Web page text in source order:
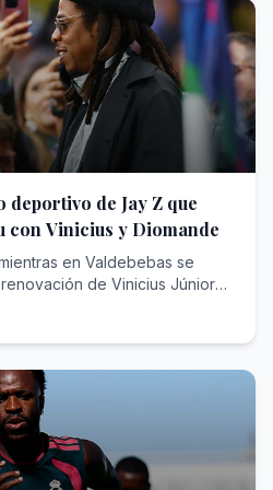
de Jay Z que
con Vinicius y Diomande
a más de un centenar de futbolistas brasileños, rebautizada desde entonces como Roc Nation Sports Brazil. El importe quedó blindado bajo confidencialidad —se estima que fueron unos 450 millones de dólares—, pero el botín estaba en la cartera: Vinicius Júnior, Gabriel Martinelli y la siguiente hornada de perlas, con Endrick a la cabeza. De un plumazo, la nómina futbolística internacional de la casa se triplicó, de unos cuarenta a cerca de ciento veinte jugadores. «En términos de fútbol, Brasil es el centro de todo», proclamó Juan Perez —presidente de la división deportiva desde su nacimiento— al presentar la operación.Al frente quedó el hombre que lo había construido: Frederico Pena , fundador de TFM, que conservó acciones y asumió la presidencia de la filial brasileña junto a sus socios principales. Pena es el cazador de talento sudamericano por antonomasia: ató a Vinicius en su etapa de Flamengo, mucho antes del traspaso que lo llevó al Real Madrid en 2018, y repitió la fórmula con Endrick, amarrado antes de que el club blanco pagara al Palmeiras en torno a 60 millones por un chaval de dieciséis años. Jay-Z no persiguió la firma de Vinicius uno a uno, como persiguió en vano la de Neymar; adquirió directamente la sociedad que ya la custodiaba.La conquista del mercado europeoEl asalto al Viejo Continente tiene fecha y arquitecto. En septiembre de 2019, Roc Nation abrió oficina en Londres y puso al mando a Michael Yormark . La cartera europea creció a golpe de nombres: Kevin De Bruyne y Romelu Lukaku como buques insignia belgas, Axel Witsel, Jerome Boateng, Federico Dimarco, Tyrone Mings, los hermanos Reece y Lauren James o Marcus Rashford, captado en 2020. La propia agencia presume hoy de figurar entre las diez más importantes del fútbol mundial.El músculo americano completa el cuadro. En Estados Unidos, la casa gestiona a estrellas como LaMelo Ball en la NBA, el quarterback Kyler Murray o Saquon Barkley, campeón de la Super Bowl con Filadelfia. Según la última radiografía de Forbes sobre las agencias más valiosas de Norteamérica, Roc Nation Sports ocupa el séptimo puesto, con unos 2.140 millones de dólares en contratos deportivos activos bajo gestión, otros 510 millones en acuerdos extradeportivos , un techo de comisiones estimado en 218 millones y alrededor de 260 clientes. En España, sus hilos se cruzan en el Clásico: además de Vinicius y Endrick en el Real Madrid, representa a Marc Bernal, el prometedor mediocentro azulgrana que el Barcelona blindó hasta 2029 con una cláusula de 500 millones.Y en mayo de este año llegó el matiz que define la nueva era: los clubes ya no solo negocian contra Roc Nation; ahora también la contratan. La agencia, que ya promociona la marca de la Serie A italiana en Estados Unidos, anunció el pasado 14 de mayo una alianza estratégica con el Chelsea por la que asumirá el crecimiento de la marca del club londinense y su conexión con el público estadounidense, a caballo entre el fútbol, la música y la cultura pop, con camiseta de edición limitada firmada por DJ Khaled incluida. El cazador se ha hecho también guardabosques: la misma empresa que tensa a los clubes en los despachos es la que otros clubes pagan para seducir al aficionado del futuro.El colofón en el MadridY así se llega al verano de 2026, el de la doble exhibición de fuerza en Chamartín. La historia de Yan Diomande parece escrita para el modelo Roc Nation: hace apenas dos años jugaba en la academia DME de Daytona Beach, en Florida; el Leganés lo rescató para su filial, el Leipzig ejecutó su cláusula por 20 millones en julio de 2025 y el marfileño respondió con la mejor temporada de un debutante en la Bundesliga, doce goles y ocho asistencias, antes de brillar con Costa de Marfil en el Mundial. El chico de Abiyán, que creció idolatrando a Cristiano Ronaldo, eligió el Bernabéu. La renovación de Vinicius fue un pulso más largo y más áspero: más de dieciocho meses de tira y afloja en los que llegó a darse por imposible mientras la relación del brasileño con Xabi Alonso, despedido tras solo 34 partidos, siguiera condicionando el vestuario que ahora dirige José Mourinho . El club, fiel a su liturgia, mantuvo su cláusula intacta en los 1.000 millones. Y sobre la mesa planeó siempre la palanca perfecta: una supuesta oferta desde el fútbol saudí que hubiese cambiado el panorama deportivo.El madridismo reconocerá la escena. En 2013 y en 2016, Jorge Mendes protagonizó pulsos idénticos con Florentino Pérez para renovar a Cristiano Ronaldo con la exigencia de mantenerlo en la cima salarial del planeta —en la cual había ascendido Leo Messi— y la misma cláusula simbólica de 1.000 millones. Ha cambiado el acento del negociador —del portugués de Gestifute al inglés corporativo de Michael Yormark—, no la naturaleza del pulso. La diferencia principal, con respecto a 2016, es que Yormark ha conseguido lo que Mendes no pudo: Vinicius vestirá de blanco cobrando un salario que le satisface. Dos contratos hasta 2032,